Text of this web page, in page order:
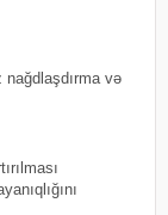
nağdlaşdırma və